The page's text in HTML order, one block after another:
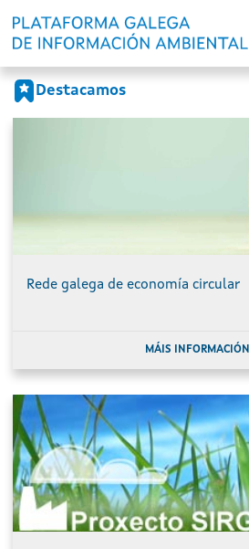
Destacamos
Rede galega de economía circular
MÁIS INFORMACIÓN